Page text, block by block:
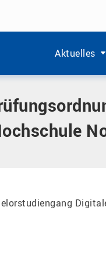
Aktuelles
Zeige
für den